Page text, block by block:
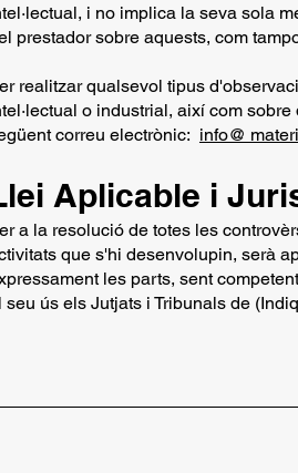
i no implica la seva sola
prestador sobre aquests, com
realitzar qualsevol tipus
o industrial, així com
correu electrònic: info@
Aplicable i
a la resolució de totes les
que s'hi desenvolupin, serà
les parts, sent
seu ús els Jutjats i Tribunals de